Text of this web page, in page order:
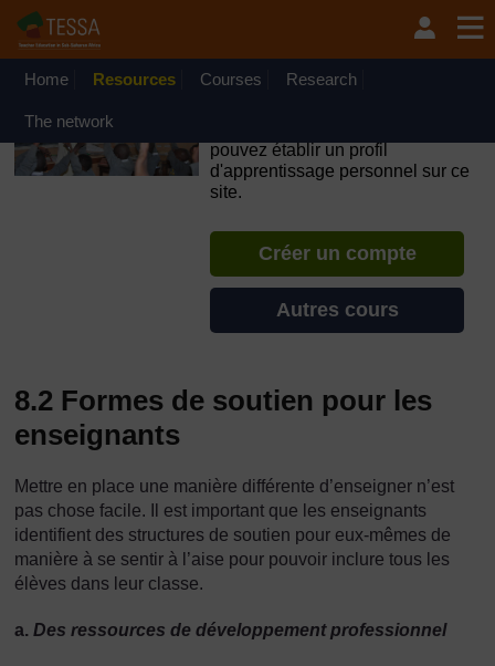
Passer au contenu principal
OpenLearn Create will be unavailable on Wednesday 12
August 2026 from 8am to 10.30am (GMT) due to routine
Home Resources Courses Research
The network
pouvez établir un profil
d'apprentissage personnel sur ce
site.
Créer un compte
Autres cours
8.2 Formes de soutien pour les
enseignants
Mettre en place une manière différente d’enseigner n’est
pas chose facile. Il est important que les enseignants
identifient des structures de soutien pour eux-mêmes de
manière à se sentir à l’aise pour pouvoir inclure tous les
élèves dans leur classe.
a. Des ressources de développement professionnel